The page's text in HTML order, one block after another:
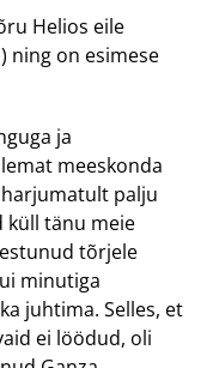
Helios eile
ning on esimese
ja
meeskonda
palju
küll tänu meie
tõrjele
minutiga
juhtima. Selles, et
ei löödud, oli